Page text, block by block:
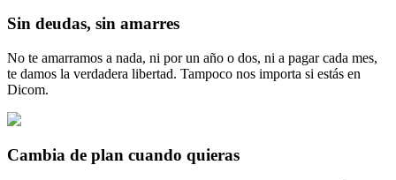
Sin deudas, sin amarres
No te amarramos a nada, ni por un año o dos, ni a pagar cada mes,
te damos la verdadera libertad. Tampoco nos importa si estás en
Dicom.
Cambia de plan cuando quieras